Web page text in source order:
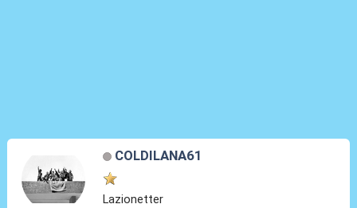
COLDILANA61
Lazionetter